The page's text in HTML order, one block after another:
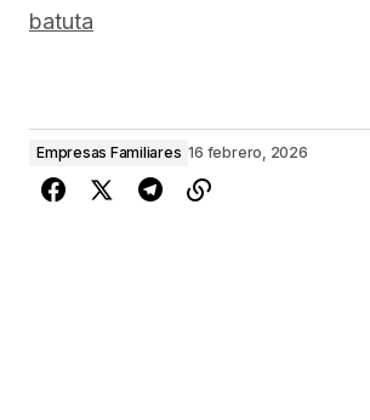
batuta
Empresas Familiares 16 febrero, 2026